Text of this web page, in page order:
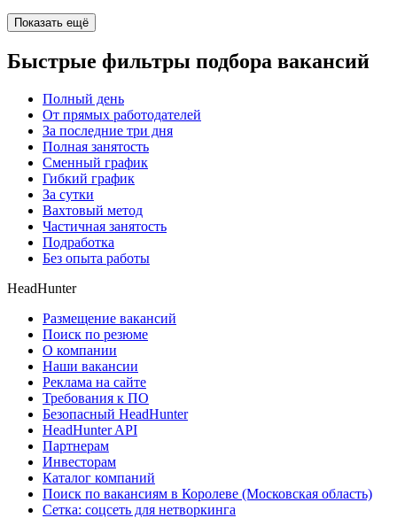
Показать ещё
Быстрые фильтры подбора вакансий
Полный день
От прямых работодателей
За последние три дня
Полная занятость
Сменный график
Гибкий график
За сутки
Вахтовый метод
Частичная занятость
Подработка
Без опыта работы
HeadHunter
Размещение вакансий
Поиск по резюме
О компании
Наши вакансии
Реклама на сайте
Требования к ПО
Безопасный HeadHunter
HeadHunter API
Партнерам
Инвесторам
Каталог компаний
Поиск по вакансиям в Королеве (Московская область)
Сетка: соцсеть для нетворкинга